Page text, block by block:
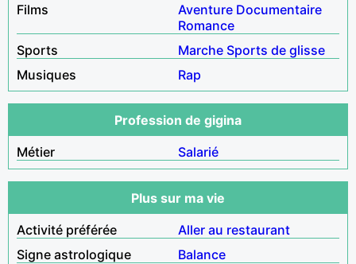
Films
Aventure Documentaire
Romance
Sports
Marche Sports de glisse
Musiques
Rap
Profession de gigina
Métier
Salarié
Plus sur ma vie
Activité préférée
Aller au restaurant
Signe astrologique
Balance